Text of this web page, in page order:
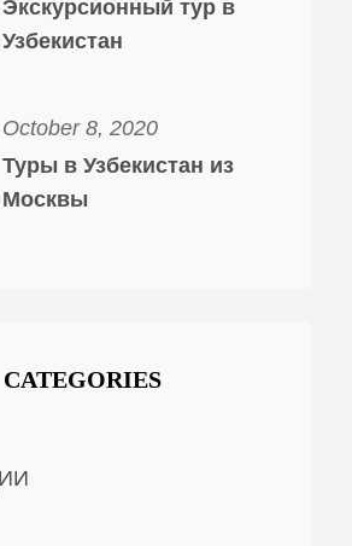
Экскурсионный тур в
Узбекистан
October 8, 2020
Туры в Узбекистан из
Москвы
CATEGORIES